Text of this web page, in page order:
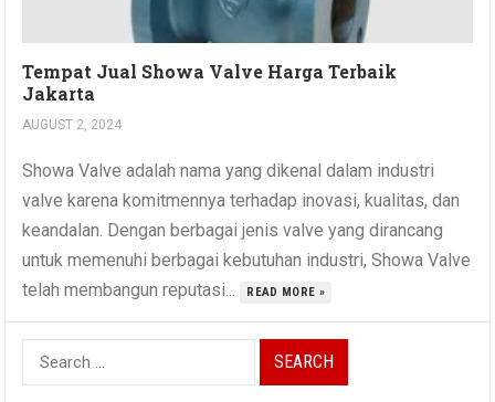
Tempat Jual Showa Valve Harga Terbaik
Jakarta
AUGUST 2, 2024
Showa Valve adalah nama yang dikenal dalam industri
valve karena komitmennya terhadap inovasi, kualitas, dan
keandalan. Dengan berbagai jenis valve yang dirancang
untuk memenuhi berbagai kebutuhan industri, Showa Valve
telah membangun reputasi...
READ MORE »
Search
for: